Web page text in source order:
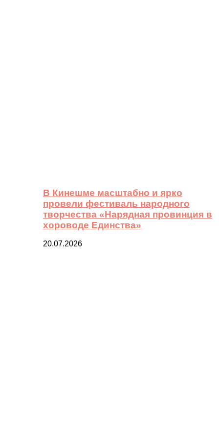
В Кинешме масштабно и ярко
провели фестиваль народного
творчества «Нарядная провинция в
хороводе Единства»
20.07.2026